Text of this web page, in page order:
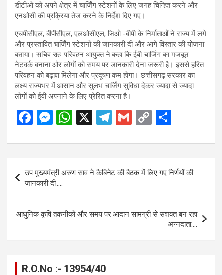
डीटीओ को अपने क्षेत्र में चार्जिंग स्टेशनों के लिए जगह चिन्हित करने और
एनओसी की प्रक्रिया तेज करने के निर्देश दिए गए।
एचपीसीएल, बीपीसीएल, एलओसीएल, जिओ -बीपी के निर्माताओं ने राज्य में लगे
और प्रस्तावित चार्जिंग स्टेशनों की जानकारी दी और आगे विस्तार की योजना
बताया। सचिव सह-परिवहन आयुक्त ने कहा कि ईवी चार्जिंग का मजबूत
नेटवर्क बनाना और लोगों को समय पर जानकारी देना जरूरी है। इससे हरित
परिवहन को बढ़ावा मिलेगा और प्रदूषण कम होगा। छत्तीसगढ़ सरकार का
लक्ष्य राज्यभर में आसान और सुलभ चार्जिंग सुविधा देकर ज्यादा से ज्यादा
लोगों को ईवी अपनाने के लिए प्रेरित करना है।
F
ce
o
o
k
M
se
n
g
er
W
at
A
p
p
X
T
e
gr
a
m
G
ail
C
py
n
k
ar
e
navigation
उप मुख्यमंत्री अरुण साव ने कैबिनेट की बैठक में लिए गए निर्णयों की
जानकारी दी…..
आधुनिक कृषि तकनीकों और समय पर आदान सामग्री से सशक्त बन रहा
अन्नदाता….
R.O.No :- 13954/40